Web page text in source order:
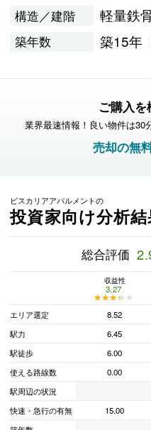
構造／建階 軽量鉄
築年数 築15年
ご購入
業界最速情報！良い物件は30
売却の無
ビスカリアアパルメントの
投資家向け分析
総合評価
収益性
3.27
★★★★★
★★★★★
エリア選定
8.52
駅力
6.45
駅徒歩
6.00
使える路線数
0.00
駅周辺の状況
快速・急行の有無
15.00